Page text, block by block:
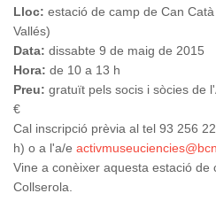
Lloc: estació de camp de Can
Vallés)
Data: dissabte 9 de maig de 2015
Hora: de 10 a 13 h
Preu: gratuït pels socis i sòcies de
€
Cal inscripció prèvia al tel 93 256
h) o a l'a/e
Vine a conèixer aquesta estació de
Collserola.